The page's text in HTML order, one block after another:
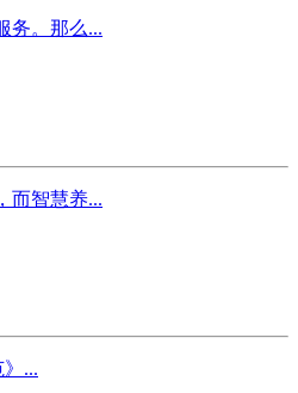
务。那么...
而智慧养...
...